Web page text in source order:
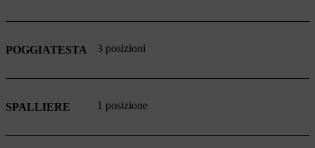
POGGIATESTA 3 posizioni
SPALLIERE 1 posizione